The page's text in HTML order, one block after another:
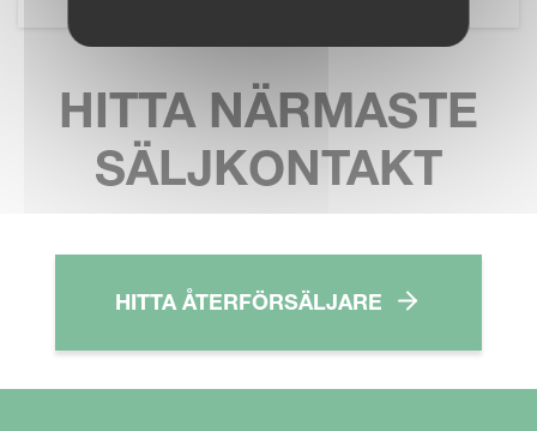
HITTA NÄRMASTE
SÄLJKONTAKT
HITTA ÅTERFÖRSÄLJARE